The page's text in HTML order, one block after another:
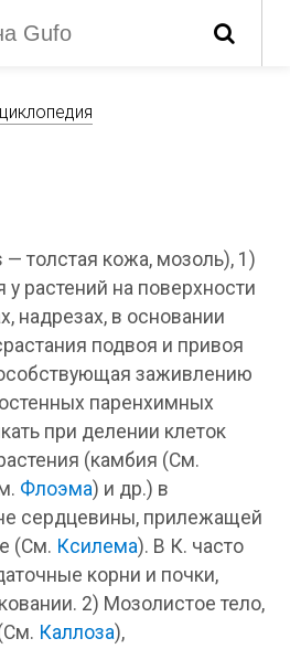
— толстая кожа, мозоль), 1)
растений на поверхности
надрезах, в основании
подвоя и привоя
заживлению
паренхимных
при делении клеток
(камбия (См.
Флоэма) и др.) в
сердцевины, прилежащей
(См. Ксилема). В К. часто
корни и почки,
2) Мозолистое тело,
Каллоза),